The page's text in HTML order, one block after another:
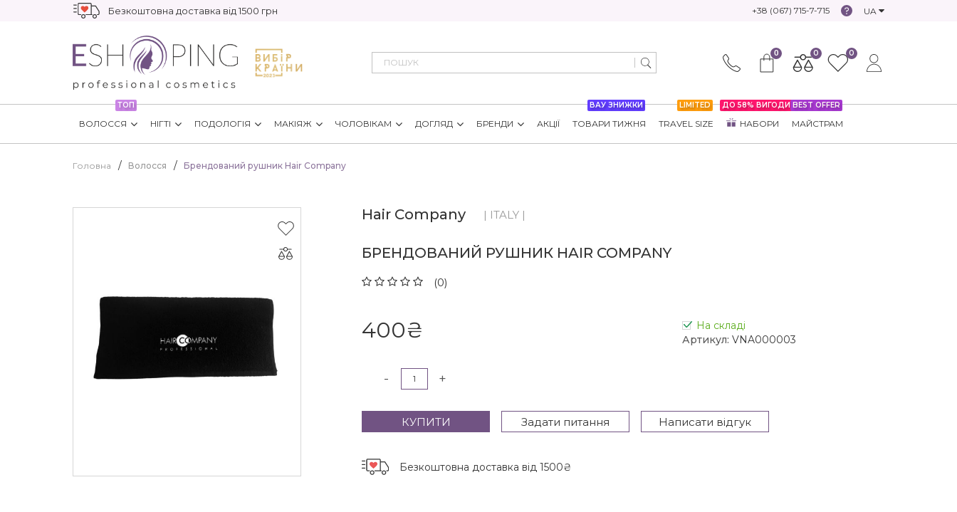
Безкоштовна доставка від 1500 грн +38 (067) 715-7-715 UA
0 0 0
ТОП
ВОЛОССЯ НІГТІ ПОДОЛОГІЯ МАКІЯЖ ЧОЛОВІКАМ ДОГЛЯД БРЕНДИ АКЦІЇ
ВАУ ЗНИЖКИ
ТОВАРИ ТИЖНЯ
LIMITED
TRAVEL SIZE
ДО 58% ВИГОДИ
НАБОРИ
BEST OFFER
МАЙСТРАМ
Головна Волосся Брендований рушник Hair Company
Hair Company | ITALY |
БРЕНДОВАНИЙ РУШНИК HAIR COMPANY
(0)
400₴
На складі
Артикул: VNA000003
- +
КУПИТИ Задати питання Написати відгук
Безкоштовна доставка від 1500₴